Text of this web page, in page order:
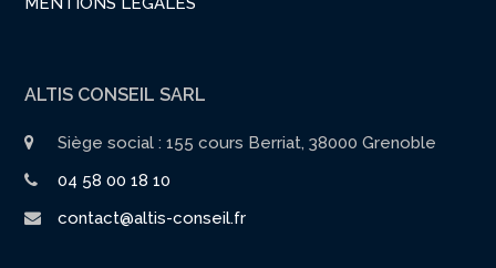
ALTIS CONSEIL SARL
Siège social : 155 cours Berriat, 38000 Grenoble
04 58 00 18 10
contact@altis-conseil.fr